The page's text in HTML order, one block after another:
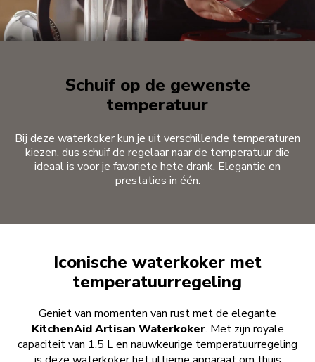
Schuif op de gewenste
temperatuur
Bij deze waterkoker kun je uit verschillende temperaturen
kiezen, dus schuif de regelaar naar de temperatuur die
ideaal is voor je favoriete hete drank. Elegantie en
prestaties in één.
Iconische waterkoker met
temperatuurregeling
Geniet van momenten van rust met de elegante
KitchenAid Artisan Waterkoker. Met zijn royale
capaciteit van 1,5 L en nauwkeurige temperatuurregeling